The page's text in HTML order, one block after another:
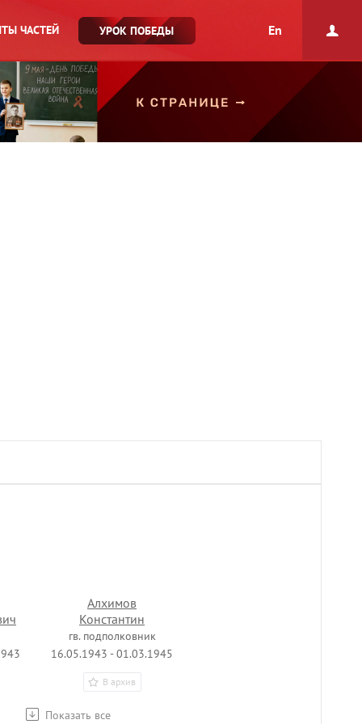
ЧАСТЕЙ УРОК ПОБЕДЫ En
Показать все
Алхимов
Константин
Пантелеевич
гв. подполковник
16.05.1943 - 01.03.1945
В архив